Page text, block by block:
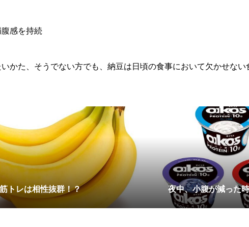
感を持続
かた、そうでない方でも、納豆は日頃の食事において欠かせな
トレは相性抜群！？ 夜中、小腹が減った